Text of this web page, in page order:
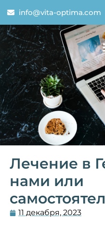
info@vita-optima.com
Лечение в
нами или
11 декабря, 2023